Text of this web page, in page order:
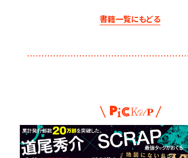
書籍一覧にもどる